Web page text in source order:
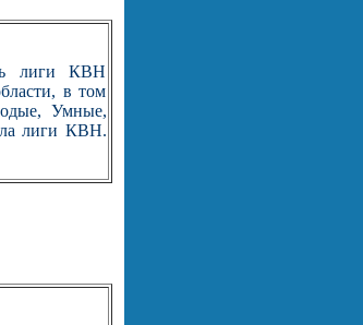
лиги КВН
в том
Умные,
лиги КВН.